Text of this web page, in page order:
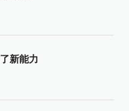
新能力